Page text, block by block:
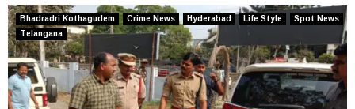
Bhadradri Kothagudem Crime News Hyderabad Life Style
Spot News
Telangana